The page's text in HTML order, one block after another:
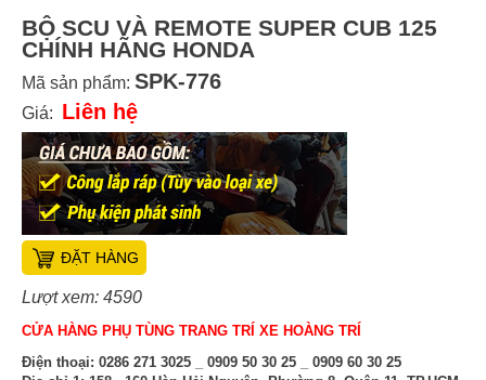
BỘ SCU VÀ REMOTE SUPER CUB 125
CHÍNH HÃNG HONDA
Mã sản phẩm: SPK-776
Giá: Liên hệ
ĐẶT HÀNG
Lượt xem: 4590
CỬA HÀNG PHỤ TÙNG TRANG TRÍ XE HOÀNG TRÍ
Điện thoại: 0286 271 3025 _ 0909 50 30 25 _ 0909 60 30 25